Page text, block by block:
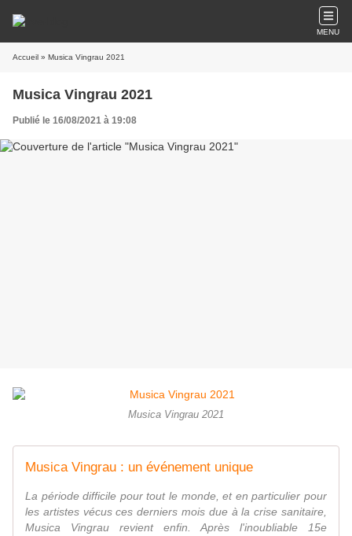
MENU
Accueil » Musica Vingrau 2021
Musica Vingrau 2021
Publié le 16/08/2021 à 19:08
Musica Vingrau 2021
Musica Vingrau : un événement unique
La période difficile pour tout le monde, et en particulier pour
les artistes vécus ces derniers mois due à la crise sanitaire,
Musica Vingrau revient enfin. Après l'inoubliable 15e